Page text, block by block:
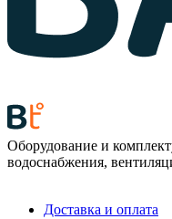
Оборудование и
водоснабжения,
Доставка и оплата